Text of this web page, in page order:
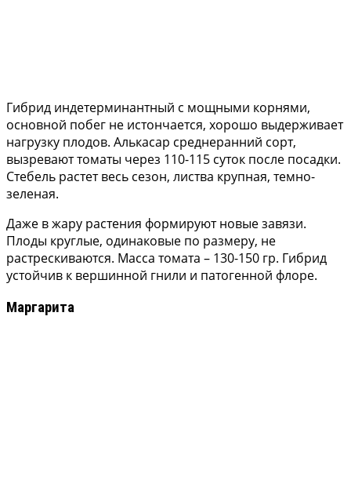
Гибрид индетерминантный с мощными корнями,
основной побег не истончается, хорошо выдерживает
нагрузку плодов. Алькасар среднеранний сорт,
вызревают томаты через 110-115 суток после посадки.
Стебель растет весь сезон, листва крупная, темно-
зеленая.
Даже в жару растения формируют новые завязи.
Плоды круглые, одинаковые по размеру, не
растрескиваются. Масса томата – 130-150 гр. Гибрид
устойчив к вершинной гнили и патогенной флоре.
Маргарита